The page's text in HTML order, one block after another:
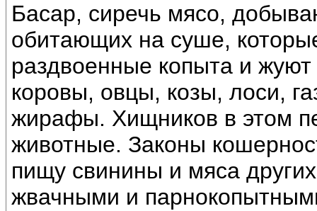
Басар, сиречь мясо,
обитающих на суше,
раздвоенные копыта и
коровы, овцы, козы, лоси,
жирафы. Хищников в этом
животные. Законы
пищу свинины и мяса
жвачными и